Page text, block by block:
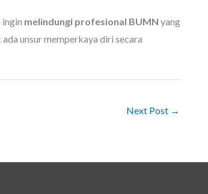
ingin melindungi profesional BUMN yang
unsur memperkaya diri secara
Next Post →